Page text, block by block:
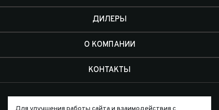
ДИЛЕРЫ
О КОМПАНИИ
КОНТАКТЫ